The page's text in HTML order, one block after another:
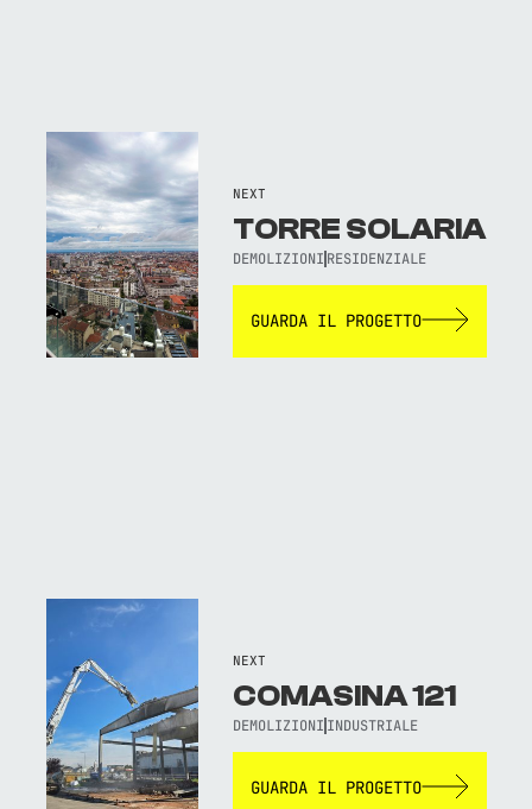
NEXT
TORRE SOLARIA
DEMOLIZIONI RESIDENZIALE
GUARDA IL PROGETTO
NEXT
COMASINA 121
DEMOLIZIONI INDUSTRIALE
GUARDA IL PROGETTO